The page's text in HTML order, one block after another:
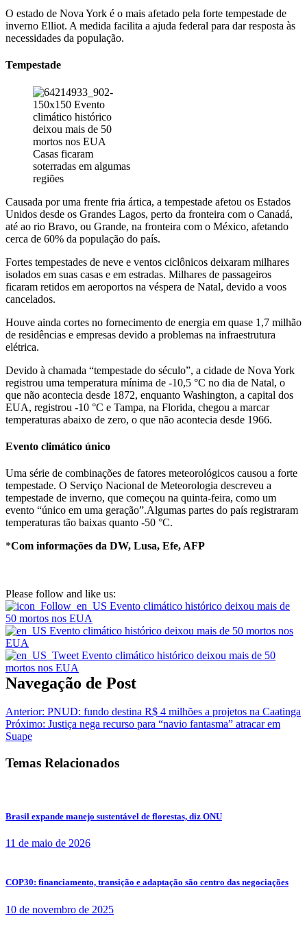
O estado de Nova York é o mais afetado pela forte tempestade de
inverno Elliot. A medida facilita a ajuda federal para dar resposta às
necessidades da população.
Tempestade
Casas ficaram
soterradas em algumas
regiões
Causada por uma frente fria ártica, a tempestade afetou os Estados
Unidos desde os Grandes Lagos, perto da fronteira com o Canadá,
até ao rio Bravo, ou Grande, na fronteira com o México, afetando
cerca de 60% da população do país.
Fortes tempestades de neve e ventos ciclônicos deixaram milhares
isolados em suas casas e em estradas. Milhares de passageiros
ficaram retidos em aeroportos na véspera de Natal, devido a voos
cancelados.
Houve ainda cortes no fornecimento de energia em quase 1,7 milhão
de residências e empresas devido a problemas na infraestrutura
elétrica.
Devido à chamada “tempestade do século”, a cidade de Nova York
registrou uma temperatura mínima de -10,5 °C no dia de Natal, o
que não acontecia desde 1872, enquanto Washington, a capital dos
EUA, registrou -10 °C e Tampa, na Florida, chegou a marcar
temperaturas abaixo de zero, o que não acontecia desde 1966.
Evento climático único
Uma série de combinações de fatores meteorológicos causou a forte
tempestade. O Serviço Nacional de Meteorologia descreveu a
tempestade de inverno, que começou na quinta-feira, como um
evento “único em uma geração”.Algumas partes do país registraram
temperaturas tão baixas quanto -50 °C.
*Com informações da DW, Lusa, Efe, AFP
Please follow and like us:
Navegação de Post
Anterior: PNUD: fundo destina R$ 4 milhões a projetos na Caatinga
Próximo: Justiça nega recurso para “navio fantasma” atracar em
Suape
Temas Relacionados
Brasil expande manejo sustentável de florestas, diz ONU
11 de maio de 2026
COP30: financiamento, transição e adaptação são centro das negociações
10 de novembro de 2025